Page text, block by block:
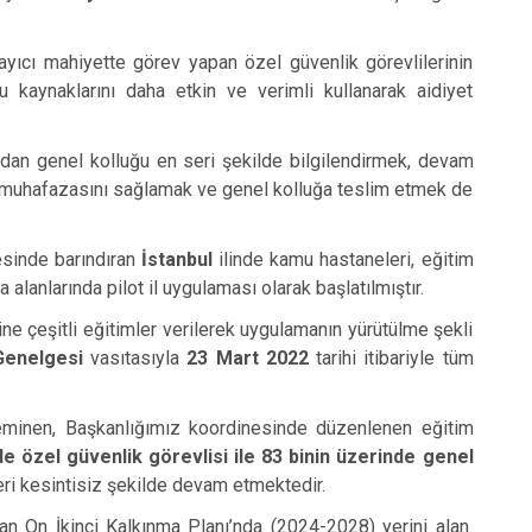
mahiyette görev yapan özel güvenlik görevlilerinin
daha etkin ve verimli kullanarak aidiyet
genel kolluğu en seri şekilde bilgilendirmek, devam
sağlamak ve genel kolluğa teslim etmek de
barındıran İstanbulilinde kamu hastaneleri, eğitim
pilot il uygulaması olarak başlatılmıştır.
çeşitli eğitimler verilerek uygulamanın yürütülme şekli
vasıtasıyla 23 Mart 2022tarihi itibariyle tüm
Başkanlığımız koordinesinde düzenlenen eğitim
özel güvenlik görevlisi ile 83 binin üzerinde genel
kesintisiz şekilde devam etmektedir.
On İkinci Kalkınma Planı’nda (2024-2028) yerini alan